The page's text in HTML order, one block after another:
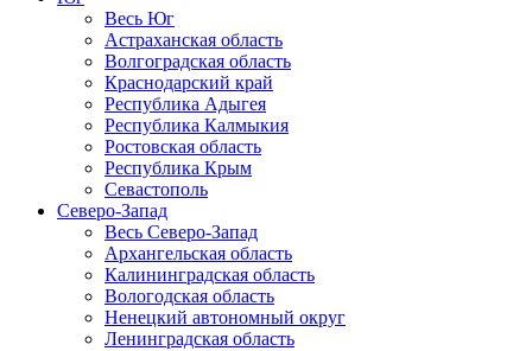
Весь Юг
Астраханская область
Волгоградская область
Краснодарский край
Республика Адыгея
Республика Калмыкия
Ростовская область
Республика Крым
Севастополь
Северо-Запад
Весь Северо-Запад
Архангельская область
Калининградская область
Вологодская область
Ненецкий автономный округ
Ленинградская область